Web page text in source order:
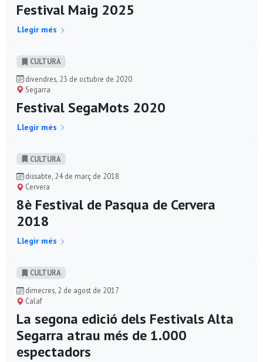
Festival Maig 2025
Llegir més
CULTURA
divendres, 23 de octubre de 2020
Segarra
Festival SegaMots 2020
Llegir més
CULTURA
dissabte, 24 de març de 2018
Cervera
8è Festival de Pasqua de Cervera
2018
Llegir més
CULTURA
dimecres, 2 de agost de 2017
Calaf
La segona edició dels Festivals Alta
Segarra atrau més de 1.000
espectadors